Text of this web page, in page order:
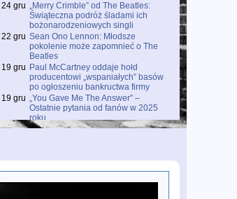
24 gru „Merry Crimble” od The Beatles:
Świąteczna podróż śladami ich
bożonarodzeniowych singli
22 gru Sean Ono Lennon: Młodsze
pokolenie może zapomnieć o The
Beatles
19 gru Paul McCartney oddaje hołd
producentowi „wspaniałych” basów
po ogłoszeniu bankructwa firmy
19 gru „You Gave Me The Answer” –
Ostatnie pytania od fanów w 2025
roku
18 gru Prawdziwe święto dla fanów The
18 gru Premiera filmu o kulisach „Free As A
Bird”
18 gru Paul McCartney odsłania kulisy